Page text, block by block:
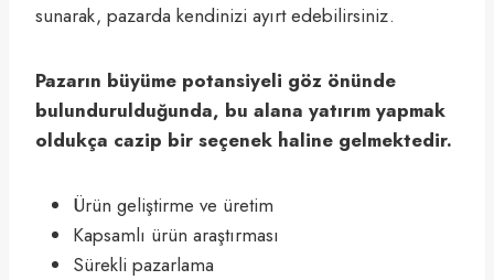
sunarak, pazarda kendinizi ayırt edebilirsiniz.
Pazarın büyüme potansiyeli göz önünde
bulundurulduğunda, bu alana yatırım yapmak
oldukça cazip bir seçenek haline gelmektedir.
Ürün geliştirme ve üretim
Kapsamlı ürün araştırması
Sürekli pazarlama